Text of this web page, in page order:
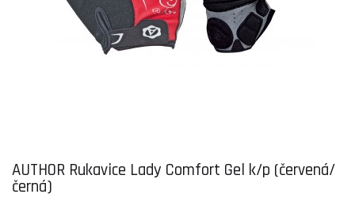
AUTHOR Rukavice Lady Comfort Gel k/p (červená/
černá)